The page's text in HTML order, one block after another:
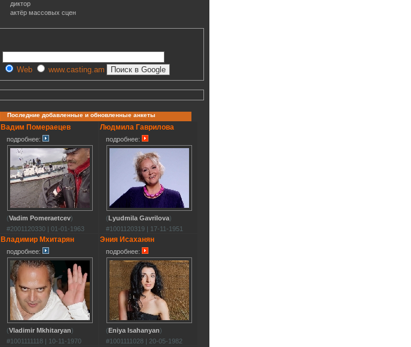
диктор
актёр массовых сцен
Web www.casting.am
Последние добавленные и обновленные анкеты
Вадим Помераецев
подробнее:
(Vadim Pomeraetcev)
#2001120330 | 01-01-1963
Людмила Гаврилова
подробнее:
(Lyudmila Gavrilova)
#1001120319 | 17-11-1951
Владимир Мхитарян
подробнее:
(Vladimir Mkhitaryan)
#1001111118 | 10-11-1970
Эния Исаханян
подробнее:
(Eniya Isahanyan)
#1001111028 | 20-05-1982